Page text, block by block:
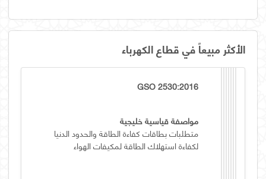
الأكثر مبيعاً في قطاع الكهرباء
GSO 2530:2016
مواصفة قياسية خليجية
متطلبات بطاقات كفاءة الطاقة والحدود الدنيا
لكفاءة استهلاك الطاقة لمكيفات الهواء